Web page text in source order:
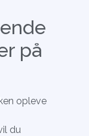
på
opleve
du